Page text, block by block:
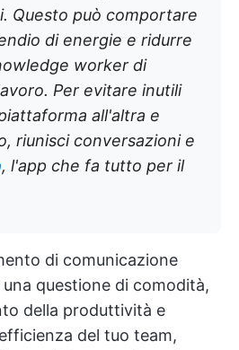
Questo può comportare
di energie e ridurre
worker di
Per evitare inutili
all'altra e
riunisci conversazioni e
, l'app che fa tutto per il
di comunicazione
questione di comodità,
della produttività e
del tuo team,